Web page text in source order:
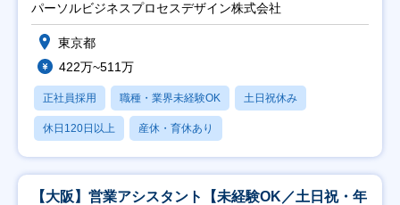
パーソルビジネスプロセスデザイン株式会社
東京都
422万~511万
正社員採用 職種・業界未経験OK 土日祝休み
休日120日以上 産休・育休あり
【大阪】営業アシスタント【未経験OK／土日祝・年